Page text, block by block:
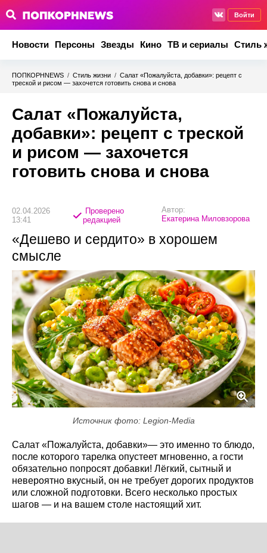
Войти
Новости Персоны Звезды Кино ТВ и сериалы Стиль
ПОПКОРНNEWS / Стиль жизни / Салат «Пожалуйста, добавки»: рецепт с
треской и рисом — захочется готовить снова и снова
Салат «Пожалуйста,
добавки»: рецепт с треской
и рисом — захочется
готовить снова и снова
02.04.2026
13:41
Проверено
редакцией
Автор:
Екатерина Миловзорова
«Дешево и сердито» в хорошем
смысле
Источник фото: Legion-Media
Салат «Пожалуйста, добавки»— это именно то блюдо,
после которого тарелка опустеет мгновенно, а гости
обязательно попросят добавки! Лёгкий, сытный и
невероятно вкусный, он не требует дорогих продуктов
или сложной подготовки. Всего несколько простых
шагов — и на вашем столе настоящий хит.